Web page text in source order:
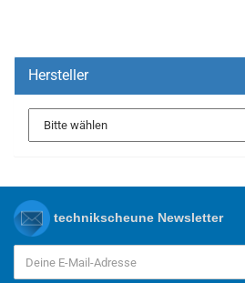
Hersteller
technikscheune Newsletter